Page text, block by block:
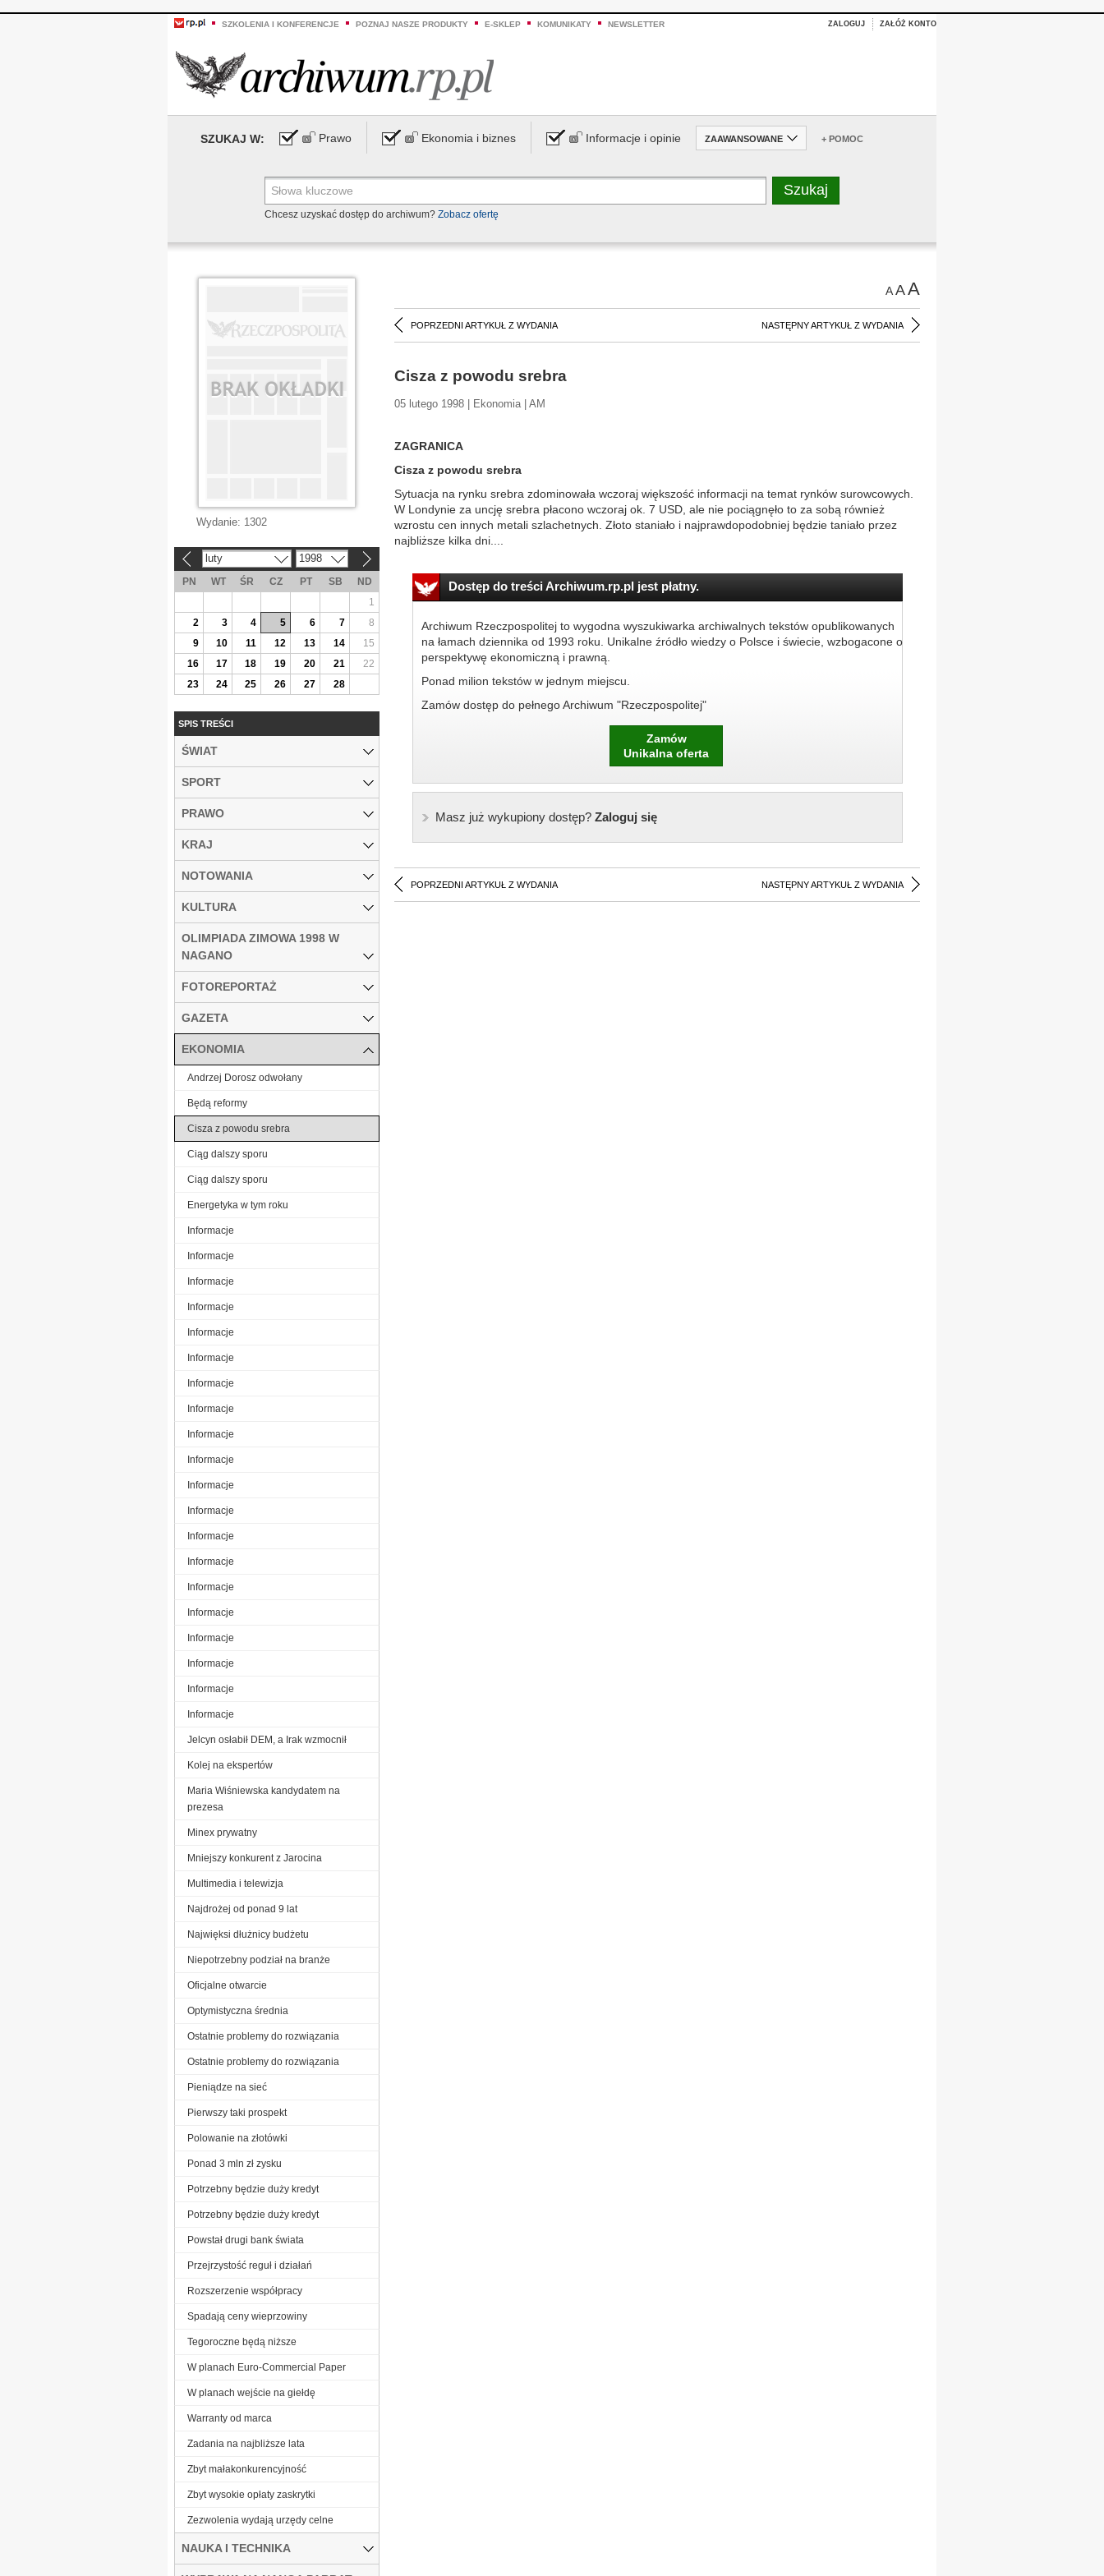
SZKOLENIA I KONFERENCJE POZNAJ NASZE PRODUKTY E-SKLEP KOMUNIKATY NEWSLETTER ZALOGUJ ZAŁÓŻ KONTO
SZUKAJ W: Prawo Ekonomia i biznes Informacje i opinie ZAAWANSOWANE + POMOC
Chcesz uzyskać dostęp do archiwum? Zobacz ofertę
AAA
POPRZEDNI ARTYKUŁ Z WYDANIA NASTĘPNY ARTYKUŁ Z WYDANIA
Cisza z powodu srebra
05 lutego 1998 | Ekonomia | AM
ZAGRANICA
Cisza z powodu srebra
Sytuacja na rynku srebra zdominowała wczoraj większość informacji na temat rynków surowcowych.
W Londynie za uncję srebra płacono wczoraj ok. 7 USD, ale nie pociągnęło to za sobą również
wzrostu cen innych metali szlachetnych. Złoto staniało i najprawdopodobniej będzie taniało przez
najbliższe kilka dni....
Dostęp do treści Archiwum.rp.pl jest płatny.
Archiwum Rzeczpospolitej to wygodna wyszukiwarka archiwalnych tekstów opublikowanych
na łamach dziennika od 1993 roku. Unikalne źródło wiedzy o Polsce i świecie, wzbogacone o
perspektywę ekonomiczną i prawną.
Ponad milion tekstów w jednym miejscu.
Zamów dostęp do pełnego Archiwum "Rzeczpospolitej"
Zamów
Unikalna oferta
Masz już wykupiony dostęp?Zaloguj się
POPRZEDNI ARTYKUŁ Z WYDANIA NASTĘPNY ARTYKUŁ Z WYDANIA
Wydanie: 1302
luty 1998
PN WT ŚR CZ PT SB
ND
1
2
3 4 5 6 7
8
9
10 11 12 13 14
15
16
17 18 19 20 21
22
23
24 25 26 27 28
SPIS TREŚCI
ŚWIAT
SPORT
PRAWO
KRAJ
NOTOWANIA
KULTURA
OLIMPIADA ZIMOWA 1998 W
NAGANO
FOTOREPORTAŻ
GAZETA
EKONOMIA
Andrzej Dorosz odwołany
Będą reformy
Cisza z powodu srebra
Ciąg dalszy sporu
Ciąg dalszy sporu
Energetyka w tym roku
Informacje
Informacje
Informacje
Informacje
Informacje
Informacje
Informacje
Informacje
Informacje
Informacje
Informacje
Informacje
Informacje
Informacje
Informacje
Informacje
Informacje
Informacje
Informacje
Informacje
Jelcyn osłabił DEM, a Irak wzmocnił
Kolej na ekspertów
Maria Wiśniewska kandydatem na
prezesa
Minex prywatny
Mniejszy konkurent z Jarocina
Multimedia i telewizja
Najdrożej od ponad 9 lat
Najwięksi dłużnicy budżetu
Niepotrzebny podział na branże
Oficjalne otwarcie
Optymistyczna średnia
Ostatnie problemy do rozwiązania
Ostatnie problemy do rozwiązania
Pieniądze na sieć
Pierwszy taki prospekt
Polowanie na złotówki
Ponad 3 mln zł zysku
Potrzebny będzie duży kredyt
Potrzebny będzie duży kredyt
Powstał drugi bank świata
Przejrzystość reguł i działań
Rozszerzenie współpracy
Spadają ceny wieprzowiny
Tegoroczne będą niższe
W planach Euro-Commercial Paper
W planach wejście na giełdę
Warranty od marca
Zadania na najbliższe lata
Zbyt małakonkurencyjność
Zbyt wysokie opłaty zaskrytki
Zezwolenia wydają urzędy celne
NAUKA I TECHNIKA